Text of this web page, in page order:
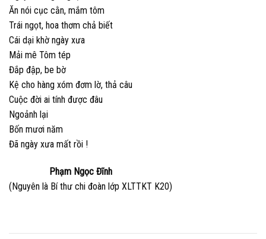
Ăn nói cục cằn, mắm tôm
Trái ngọt, hoa thơm chả biết
Cái dại khờ ngày xưa
Mải mê Tôm tép
Đắp đập, be bờ
Kệ cho hàng xóm đơm lờ, thả câu
Cuộc đời ai tính được đâu
Ngoảnh lại
Bốn mươi năm
Đã ngày xưa mất rồi !
Phạm Ngọc Đĩnh
(Nguyên là Bí thư chi đoàn lớp XLTTKT K20)